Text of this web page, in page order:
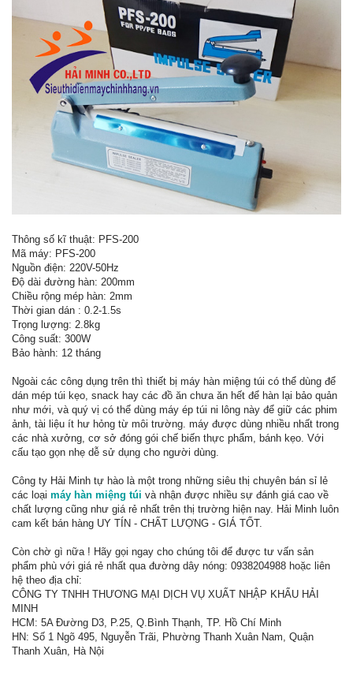
Thông số kĩ thuật: PFS-200
Mã máy: PFS-200
Nguồn điện: 220V-50Hz
Độ dài đường hàn: 200mm
Chiều rộng mép hàn: 2mm
Thời gian dán : 0.2-1.5s
Trọng lượng: 2.8kg
Công suất: 300W
Bảo hành: 12 tháng
Ngoài các công dụng trên thì thiết bị máy hàn miệng túi có thể dùng để
dán mép túi kẹo, snack hay các đồ ăn chưa ăn hết để hàn lại bảo quản
như mới, và quý vị có thể dùng máy ép túi ni lông này để giữ các phim
ảnh, tài liệu ít hư hỏng từ môi trường. máy được dùng nhiều nhất trong
các nhà xưởng, cơ sở đóng gói chế biến thực phẩm, bánh kẹo. Với
cấu tạo gọn nhẹ dễ sử dụng cho người dùng.
Công ty Hải Minh tự hào là một trong những siêu thị chuyên bán sỉ lẻ
các loại máy hàn miệng túi và nhận được nhiều sự đánh giá cao về
chất lượng cũng như giá rẻ nhất trên thị trường hiện nay. Hải Minh luôn
cam kết bán hàng UY TÍN - CHẤT LƯỢNG - GIÁ TỐT.
Còn chờ gì nữa ! Hãy gọi ngay cho chúng tôi để được tư vấn sản
phẩm phù với giá rẻ nhất qua đường dây nóng: 0938204988 hoặc liên
hệ theo địa chỉ:
CÔNG TY TNHH THƯƠNG MẠI DỊCH VỤ XUẤT NHẬP KHẨU HẢI
MINH
HCM: 5A Đường D3, P.25, Q.Bình Thạnh, TP. Hồ Chí Minh
HN: Số 1 Ngõ 495, Nguyễn Trãi, Phường Thanh Xuân Nam, Quận
Thanh Xuân, Hà Nội